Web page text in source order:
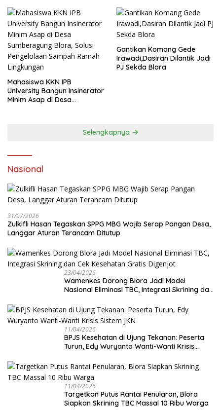
Mahasiswa KKN IPB
University Bangun Insinerator
Minim Asap di Desa
Gantikan Komang Gede
Irawadi,Dasiran Dilantik Jadi
PJ Sekda Blora
Selengkapnya
Nasional
31/07/2026
Zulkifli Hasan Tegaskan SPPG MBG Wajib Serap Pangan Desa,
Langgar Aturan Terancam Ditutup
23/04/2026
Wamenkes Dorong Blora Jadi Model
Nasional Eliminasi TBC, Integrasi Skrining dan
11/04/2026
BPJS Kesehatan di Ujung Tekanan: Peserta
Turun, Edy Wuryanto Wanti-Wanti Krisis
11/04/2026
‎Targetkan Putus Rantai Penularan, Blora
Siapkan Skrining TBC Massal 10 Ribu Warga